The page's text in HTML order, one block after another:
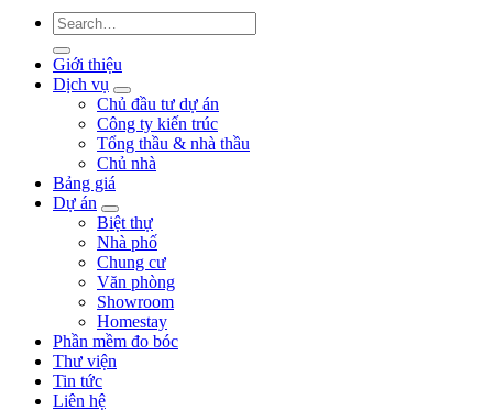
Giới thiệu
Dịch vụ
Chủ đầu tư dự án
Công ty kiến trúc
Tổng thầu & nhà thầu
Chủ nhà
Bảng giá
Dự án
Biệt thự
Nhà phố
Chung cư
Văn phòng
Showroom
Homestay
Phần mềm đo bóc
Thư viện
Tin tức
Liên hệ